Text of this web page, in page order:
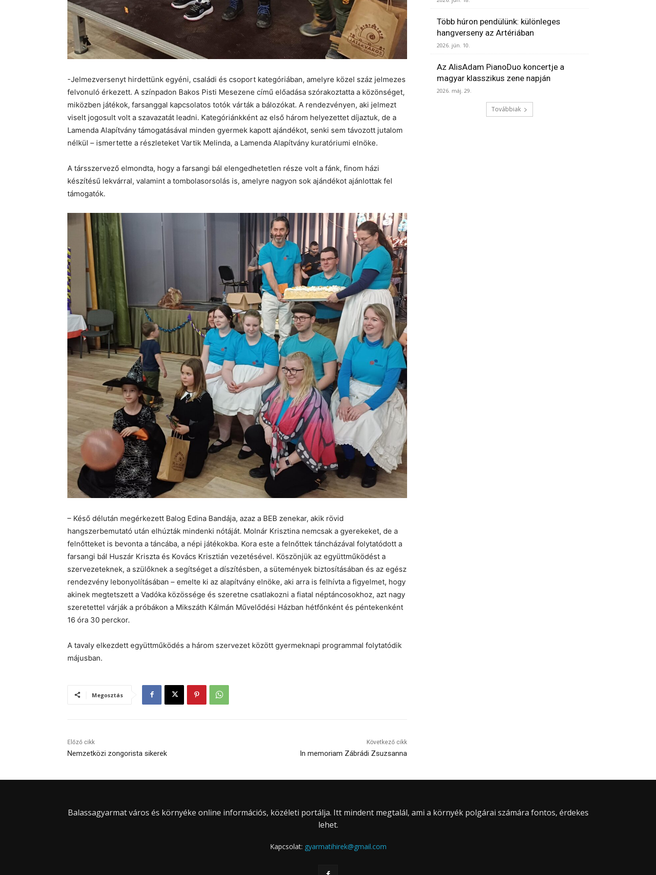
-Jelmezversenyt hirdettünk egyéni, családi és csoport kategóriában, amelyre közel száz jelmezes
felvonuló érkezett. A színpadon Bakos Pisti Mesezene című előadása szórakoztatta a közönséget,
miközben játékok, farsanggal kapcsolatos totók várták a bálozókat. A rendezvényen, aki jelmezt
viselt jogosult volt a szavazatát leadni. Kategóriánkként az első három helyezettet díjaztuk, de a
Lamenda Alapítvány támogatásával minden gyermek kapott ajándékot, senki sem távozott jutalom
nélkül – ismertette a részleteket Vartik Melinda, a Lamenda Alapítvány kuratóriumi elnöke.
A társszervező elmondta, hogy a farsangi bál elengedhetetlen része volt a fánk, finom házi
készítésű lekvárral, valamint a tombolasorsolás is, amelyre nagyon sok ajándékot ajánlottak fel
támogatók.
– Késő délután megérkezett Balog Edina Bandája, azaz a BEB zenekar, akik rövid
hangszerbemutató után elhúzták mindenki nótáját. Molnár Krisztina nemcsak a gyerekeket, de a
felnőtteket is bevonta a táncába, a népi játékokba. Kora este a felnőttek táncházával folytatódott a
farsangi bál Huszár Kriszta és Kovács Krisztián vezetésével. Köszönjük az együttműködést a
szervezeteknek, a szülőknek a segítséget a díszítésben, a sütemények biztosításában és az egész
rendezvény lebonyolításában – emelte ki az alapítvány elnöke, aki arra is felhívta a figyelmet, hogy
akinek megtetszett a Vadóka közössége és szeretne csatlakozni a fiatal néptáncosokhoz, azt nagy
szeretettel várják a próbákon a Mikszáth Kálmán Művelődési Házban hétfőnként és péntekenként
16 óra 30 perckor.
A tavaly elkezdett együttműködés a három szervezet között gyermeknapi programmal folytatódik
májusban.
Megosztás
Előző cikk
Nemzetközi zongorista sikerek
Következő cikk
In memoriam Zábrádi Zsuzsanna
Több húron pendülünk: különleges
hangverseny az Artériában
2026. jún. 10.
Az AlisAdam PianoDuo koncertje a
magyar klasszikus zene napján
2026. máj. 29.
Továbbiak
Balassagyarmat város és környéke online információs, közéleti portálja. Itt mindent megtalál, ami a környék polgárai számára fontos, érdekes
lehet.
Kapcsolat: gyarmatihirek@gmail.com